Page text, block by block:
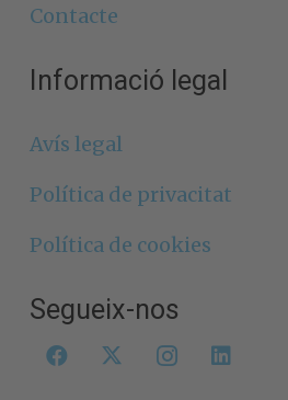
Contacte
Informació legal
Avís legal
Política de privacitat
Política de cookies
Segueix-nos